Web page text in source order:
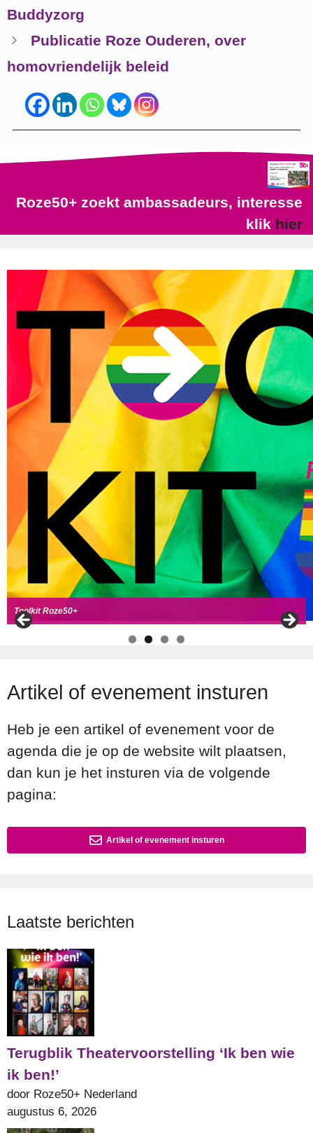
Buddyzorg
Publicatie Roze Ouderen, over
homovriendelijk beleid
Roze50+ zoekt ambassadeurs, interesse
klik hier
Roze50+ zoekt coll
Toolkit Roze50+
Handboek Roze Loper
Handreiking voor Roze 50+ ambassadeurs
Artikel of evenement insturen
Heb je een artikel of evenement voor de
agenda die je op de website wilt plaatsen,
dan kun je het insturen via de volgende
pagina:
Artikel of evenement insturen
Laatste berichten
Terugblik Theatervoorstelling ‘Ik ben wie
ik ben!’
door Roze50+ Nederland
augustus 6, 2026